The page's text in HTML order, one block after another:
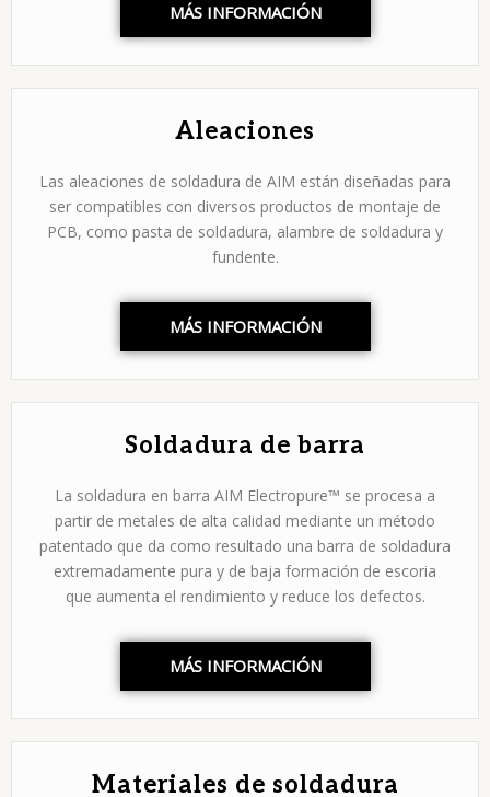
MÁS INFORMACIÓN
Aleaciones
Las aleaciones de soldadura de AIM están diseñadas para
ser compatibles con diversos productos de montaje de
PCB, como pasta de soldadura, alambre de soldadura y
fundente.
MÁS INFORMACIÓN
Soldadura de barra
La soldadura en barra AIM Electropure™ se procesa a
partir de metales de alta calidad mediante un método
patentado que da como resultado una barra de soldadura
extremadamente pura y de baja formación de escoria
que aumenta el rendimiento y reduce los defectos.
MÁS INFORMACIÓN
Materiales de soldadura